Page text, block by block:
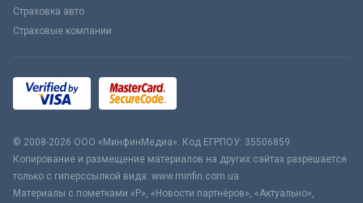
Страховка авто
Страховые компании
© 2008-2026 ООО «МинфинМедиа». Код ЕГРПОУ: 35506859
Копирование и размещение материалов на других сайтах разрешается
только с гиперссылкой вида: www.minfin.com.ua
Материалы с пометками «Р», «Новости партнёров», «Актуально»,